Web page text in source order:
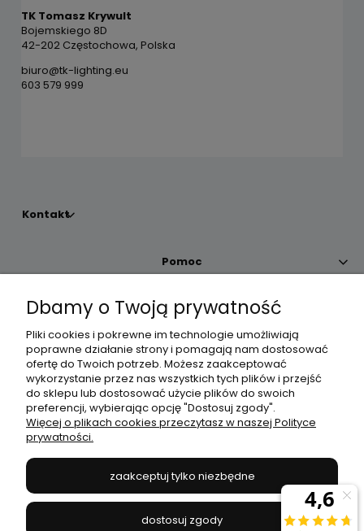
TK Tomasz Krywult
Bojemskiego 8D
42-202 Częstochowa, Polska
biuro@tk-lighting.eu
603 579 999
Kontakt
Pomoc
Moje konto
Płatności i dostawa
Informacje
JANEX
669-050-03-43
504 545 749//E-mail:sklep@janexmarket.pl
Dbamy o Twoją prywatność
Pliki cookies i pokrewne im technologie umożliwiają
poprawne działanie strony i pomagają nam dostosować
ofertę do Twoich potrzeb. Możesz zaakceptować
wykorzystanie przez nas wszystkich tych plików i przejść
do sklepu lub dostosować użycie plików do swoich
preferencji, wybierając opcję "Dostosuj zgody".
Więcej o plikach cookies przeczytasz w naszej Polityce
prywatności.
zaakceptuj tylko niezbędne
dostosuj zgody